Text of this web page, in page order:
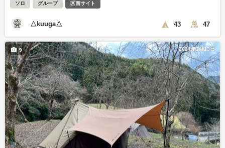
ソロ グループ 区画サイト
△kuuga△ 43 47
2024年1月13日
9